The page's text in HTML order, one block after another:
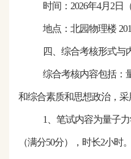
时间： 2026年4月 2日
地点： 北园物理楼 201
四、综合考核形式与
综合考核内容包括：
和综合素质和思想政治，采
1、笔试内容为量子
（满分50分），时长2小时。